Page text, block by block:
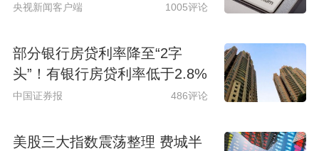
央视新闻客户端 1005评论
部分银行房贷利率降至“2字
头”！有银行房贷利率低于2.8%
中国证券报 486评论
美股三大指数震荡整理 费城半